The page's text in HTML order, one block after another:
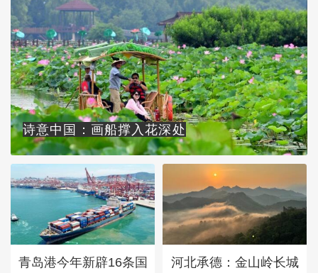
诗意中国：画船撑入花深处
青岛港今年新辟16条国
河北承德：金山岭长城